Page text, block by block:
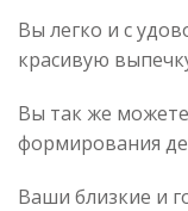
Вы легко и с
красивую
Вы так же
формирования
Ваши близкие и